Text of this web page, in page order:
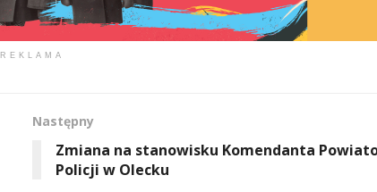
REKLAMA
Następny
Zmiana na stanowisku Komendanta
Policji w Olecku